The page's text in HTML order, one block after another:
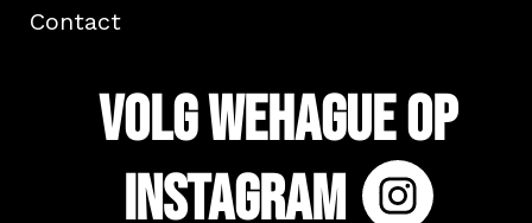
Contact
Volg WeHague op
Instagram